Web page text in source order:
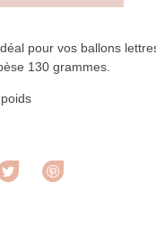
pour vos ballons
130 grammes.
Tweet